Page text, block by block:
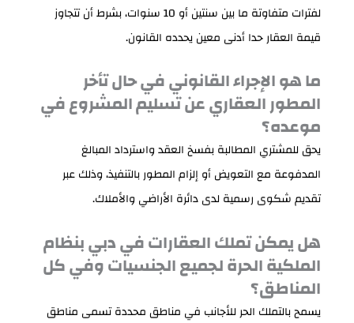
لفترات متفاوتة ما بين سنتين أو 10 سنوات، بشرط أن تتجاوز
قيمة العقار حدا أدنى معين يحدده القانون.
ما هو الإجراء القانوني في حال تأخر
المطور العقاري عن تسليم المشروع في
موعده؟
يحق للمشتري المطالبة بفسخ العقد واسترداد المبالغ
المدفوعة مع التعويض أو إلزام المطور بالتنفيذ، وذلك عبر
تقديم شكوى رسمية لدى دائرة الأراضي والأملاك.
هل يمكن تملك العقارات في دبي بنظام
الملكية الحرة لجميع الجنسيات وفي كل
المناطق؟
يسمح بالتملك الحر للأجانب في مناطق محددة تسمى مناطق